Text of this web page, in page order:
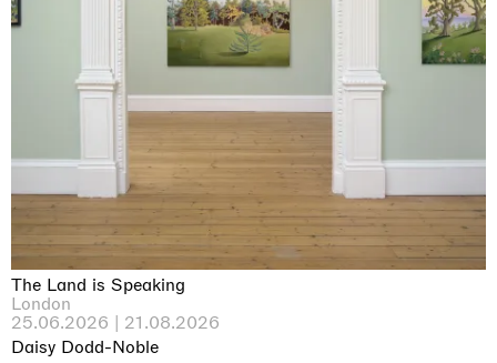
The Land is Speaking
London
25.06.2026 | 21.08.2026
Daisy Dodd-Noble